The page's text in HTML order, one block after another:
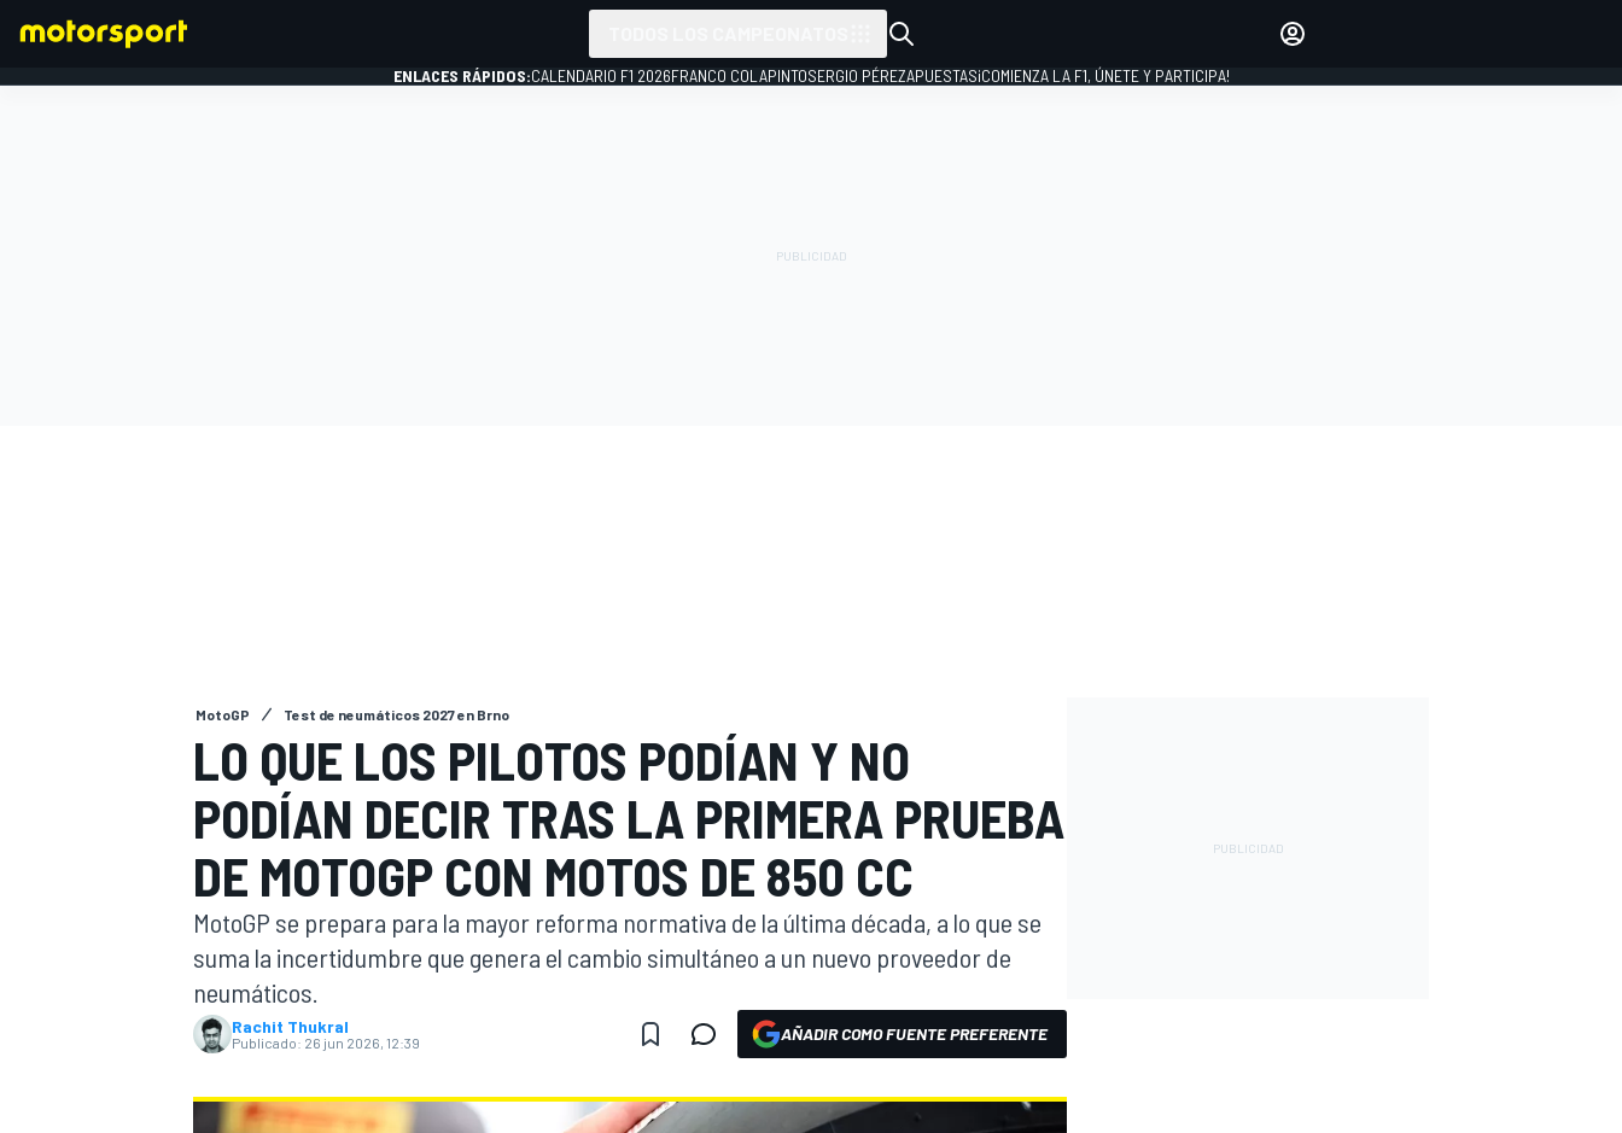
MOTOGP
INICIAR SESIÓN
ENLACES RÁPIDOS:CALENDARIO F1 2026FRANCO COLAPINTOSERGIO PÉREZAPUESTAS¡COMIENZA LA F1, ÚNETE Y PARTICIPA!
MotoGP Test de neumáticos 2027 en Brno
LO QUE LOS PILOTOS PODÍAN Y NO
PODÍAN DECIR TRAS LA PRIMERA PRUEBA
DE MOTOGP CON MOTOS DE 850 CC
MotoGP se prepara para la mayor reforma normativa de la última década, a lo que se
suma la incertidumbre que genera el cambio simultáneo a un nuevo proveedor de
neumáticos.
Rachit Thukral
Publicado: 26 jun 2026, 12:39 AÑADIR COMO FUENTE PREFERENTE